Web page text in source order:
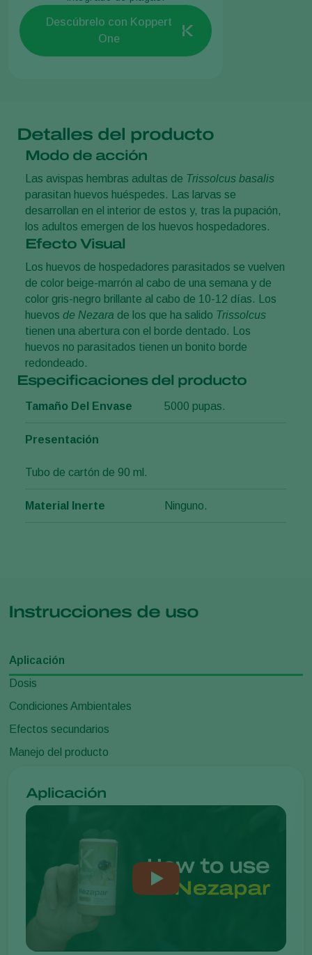
Descúbrelo con Koppert
One
Detalles del producto
Modo de acción
Las avispas hembras adultas de Trissolcus basalis
parasitan huevos huéspedes. Las larvas se
desarrollan en el interior de estos y, tras la pupación,
los adultos emergen de los huevos hospedadores.
Efecto Visual
Los huevos de hospedadores parasitados se vuelven
de color beige-marrón al cabo de una semana y de
color gris-negro brillante al cabo de 10-12 días. Los
huevos de Nezara de los que ha salido Trissolcus
tienen una abertura con el borde dentado. Los
huevos no parasitados tienen un bonito borde
redondeado.
Especificaciones del producto
Tamaño Del Envase 5000 pupas.
Presentación
Tubo de cartón de 90 ml.
Material Inerte Ninguno.
Instrucciones de uso
Aplicación
Dosis
Condiciones Ambientales
Efectos secundarios
Manejo del producto
Aplicación